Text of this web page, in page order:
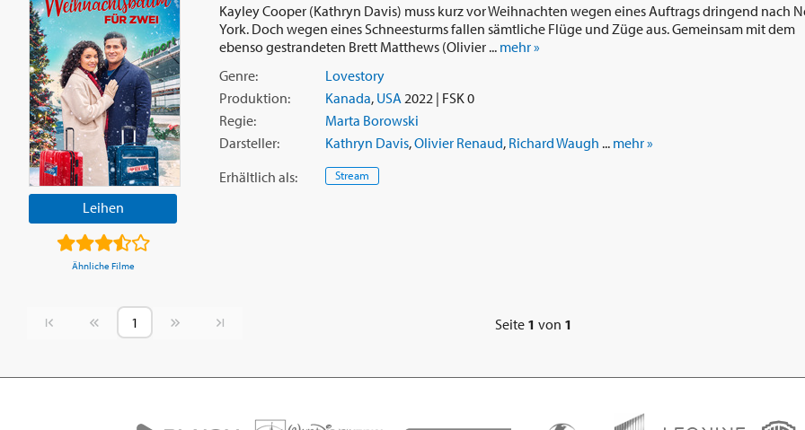
Leihen
Ähnliche Filme
Kayley Cooper (Kathryn Davis) muss kurz vor Weihnachten wegen eines Auftrags dringend nach
York. Doch wegen eines Schneesturms fallen sämtliche Flüge und Züge aus. Gemeinsam mit dem
ebenso gestrandeten Brett Matthews (Olivier ... mehr »
Genre:
Lovestory
Produktion:
Kanada, USA 2022 | FSK 0
Regie:
Marta Borowski
Darsteller:
Kathryn Davis,Olivier Renaud, Richard Waugh ... mehr »
Erhältlich als: Stream
Vorherige Seite Nächste Seite Seite 1 von 1